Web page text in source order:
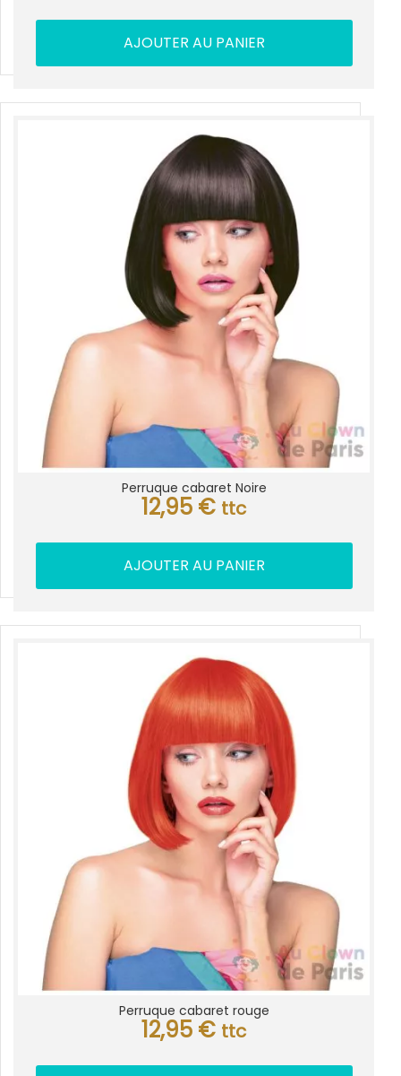
AJOUTER AU PANIER
Perruque cabaret Noire
12,95 € ttc
AJOUTER AU PANIER
Perruque cabaret rouge
12,95 € ttc